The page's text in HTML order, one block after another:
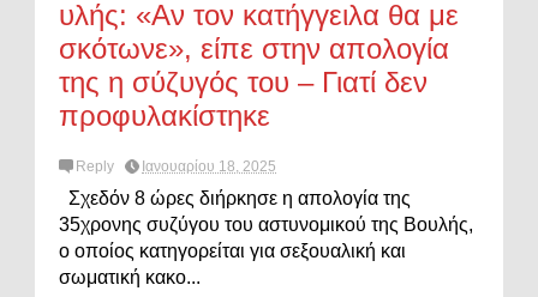
υλής: «Αν τον κατήγγειλα θα με
σκότωνε», είπε στην απολογία
της η σύζυγός του – Γιατί δεν
προφυλακίστηκε
Reply Ιανουαρίου 18, 2025
Σχεδόν 8 ώρες διήρκησε η απολογία της
35χρονης συζύγου του αστυνομικού της Βουλής,
ο οποίος κατηγορείται για σεξουαλική και
σωματική κακο...